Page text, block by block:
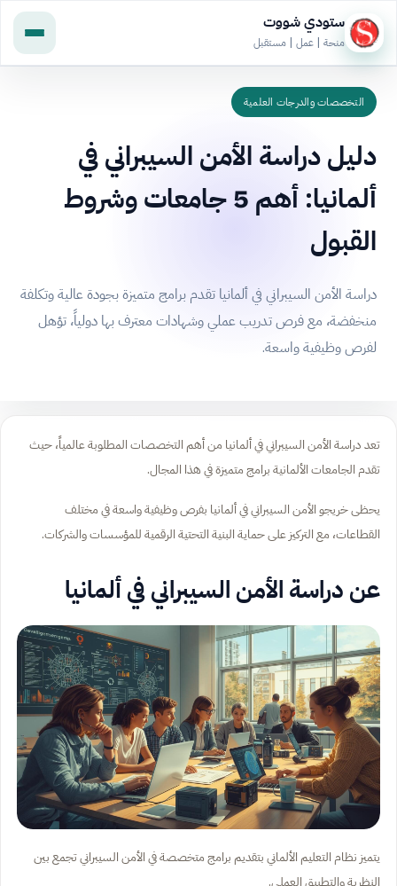
ستودي شووت
منحة | عمل | مستقبل
التخصصات والدرجات العلمية
دليل دراسة الأمن السيبراني في
ألمانيا: أهم 5 جامعات وشروط
القبول
دراسة الأمن السيبراني في ألمانيا تقدم برامج متميزة بجودة عالية وتكلفة
منخفضة، مع فرص تدريب عملي وشهادات معترف بها دولياً، تؤهل
لفرص وظيفية واسعة.
تعد دراسة الأمن السيبراني في ألمانيا من أهم التخصصات المطلوبة عالمياً، حيث
تقدم الجامعات الألمانية برامج متميزة في هذا المجال.
يحظى خريجو الأمن السيبراني في ألمانيا بفرص وظيفية واسعة في مختلف
القطاعات، مع التركيز على حماية البنية التحتية الرقمية للمؤسسات والشركات.
عن دراسة الأمن السيبراني في ألمانيا
يتميز نظام التعليم الألماني بتقديم برامج متخصصة في الأمن السيبراني تجمع بين
النظرية والتطبيق العملي.